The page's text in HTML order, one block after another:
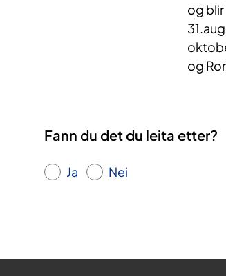
og
og
Fann du det du leita etter?
Ja Nei